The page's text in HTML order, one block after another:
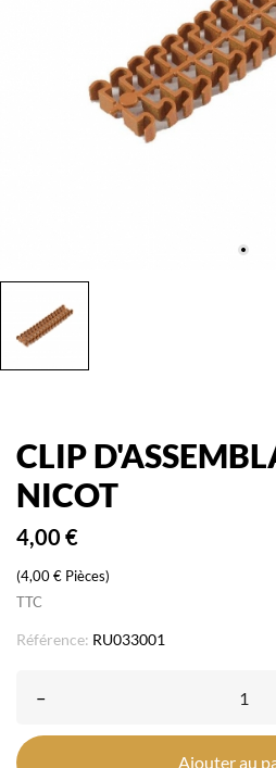
CLIP
NICOT
4,00 €
(4,00 € Pièces)
TTC
Référence: RU033001
–
Ajouter au